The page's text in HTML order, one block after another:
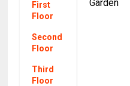
First
Floor
Second
Floor
Third
Floor
Garden